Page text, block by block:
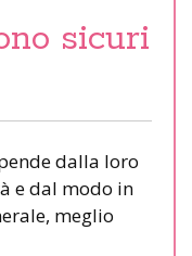
sicuri
dalla loro
e dal modo in
meglio